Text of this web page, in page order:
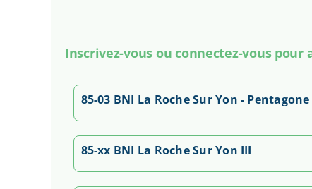
Inscrivez-vous ou connectez-vous
85-03 BNI La Roche Sur Yon - Pentagone
85-xx BNI La Roche Sur Yon III